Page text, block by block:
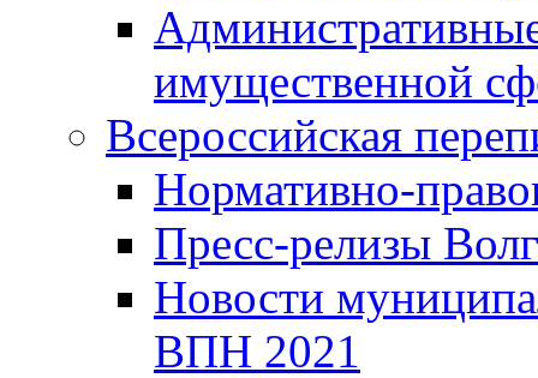
имущественной
Всероссийская
Нормативно-
Пресс-релизы
Новости
ВПН 2021